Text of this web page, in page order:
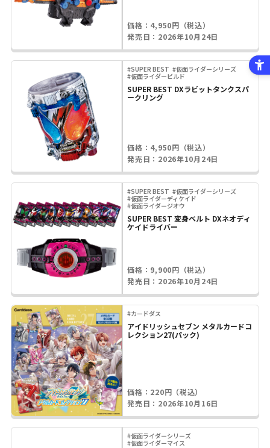
価格：4,950円（税込）
発売日：2026年10月24日
#SUPER BEST #仮面ライダーシリーズ
#仮面ライダービルド
SUPER BEST DXラビットタンクスパ
ークリング
価格：4,950円（税込）
発売日：2026年10月24日
#SUPER BEST #仮面ライダーシリーズ
#仮面ライダーディケイド
#仮面ライダージオウ
SUPER BEST 変身ベルト DXネオディ
ケイドライバー
価格：9,900円（税込）
発売日：2026年10月24日
#カードダス
アイドリッシュセブン メタルカードコ
レクション27(パック)
価格：220円（税込）
発売日：2026年10月16日
#仮面ライダーシリーズ
#仮面ライダーマイス